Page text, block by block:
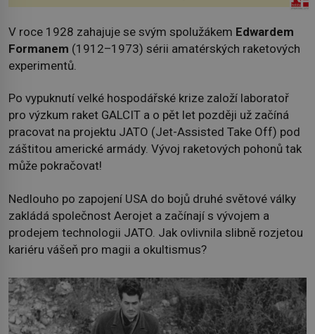
V roce 1928 zahajuje se svým spolužákem Edwardem
Formanem (1912–1973) sérii amatérských raketových
experimentů.
Po vypuknutí velké hospodářské krize založí laboratoř
pro výzkum raket GALCIT a o pět let později už začíná
pracovat na projektu JATO (Jet-Assisted Take Off) pod
záštitou americké armády. Vývoj raketových pohonů tak
může pokračovat!
Nedlouho po zapojení USA do bojů druhé světové války
zakládá společnost Aerojet a začínají s vývojem a
prodejem technologii JATO. Jak ovlivnila slibně rozjetou
kariéru vášeň pro magii a okultismus?